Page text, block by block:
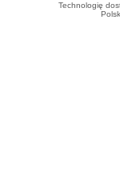
Technologię